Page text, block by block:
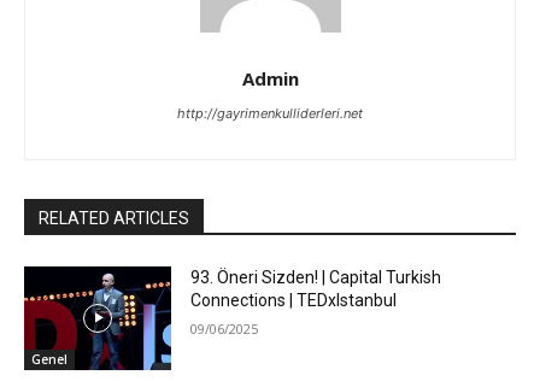
Admin
http://gayrimenkulliderleri.net
RELATED ARTICLES
Genel
93. Öneri Sizden! | Capital Turkish
Connections | TEDxIstanbul
09/06/2025